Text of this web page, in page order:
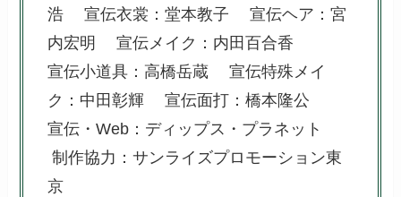
浩 宣伝衣裳：堂本教子 宣伝ヘア：宮
内宏明 宣伝メイク：内田百合香
宣伝小道具：高橋岳蔵 宣伝特殊メイ
ク：中田彰輝 宣伝面打：橋本隆公
宣伝・Web：ディップス・プラネット
制作協力：サンライズプロモーション東
京